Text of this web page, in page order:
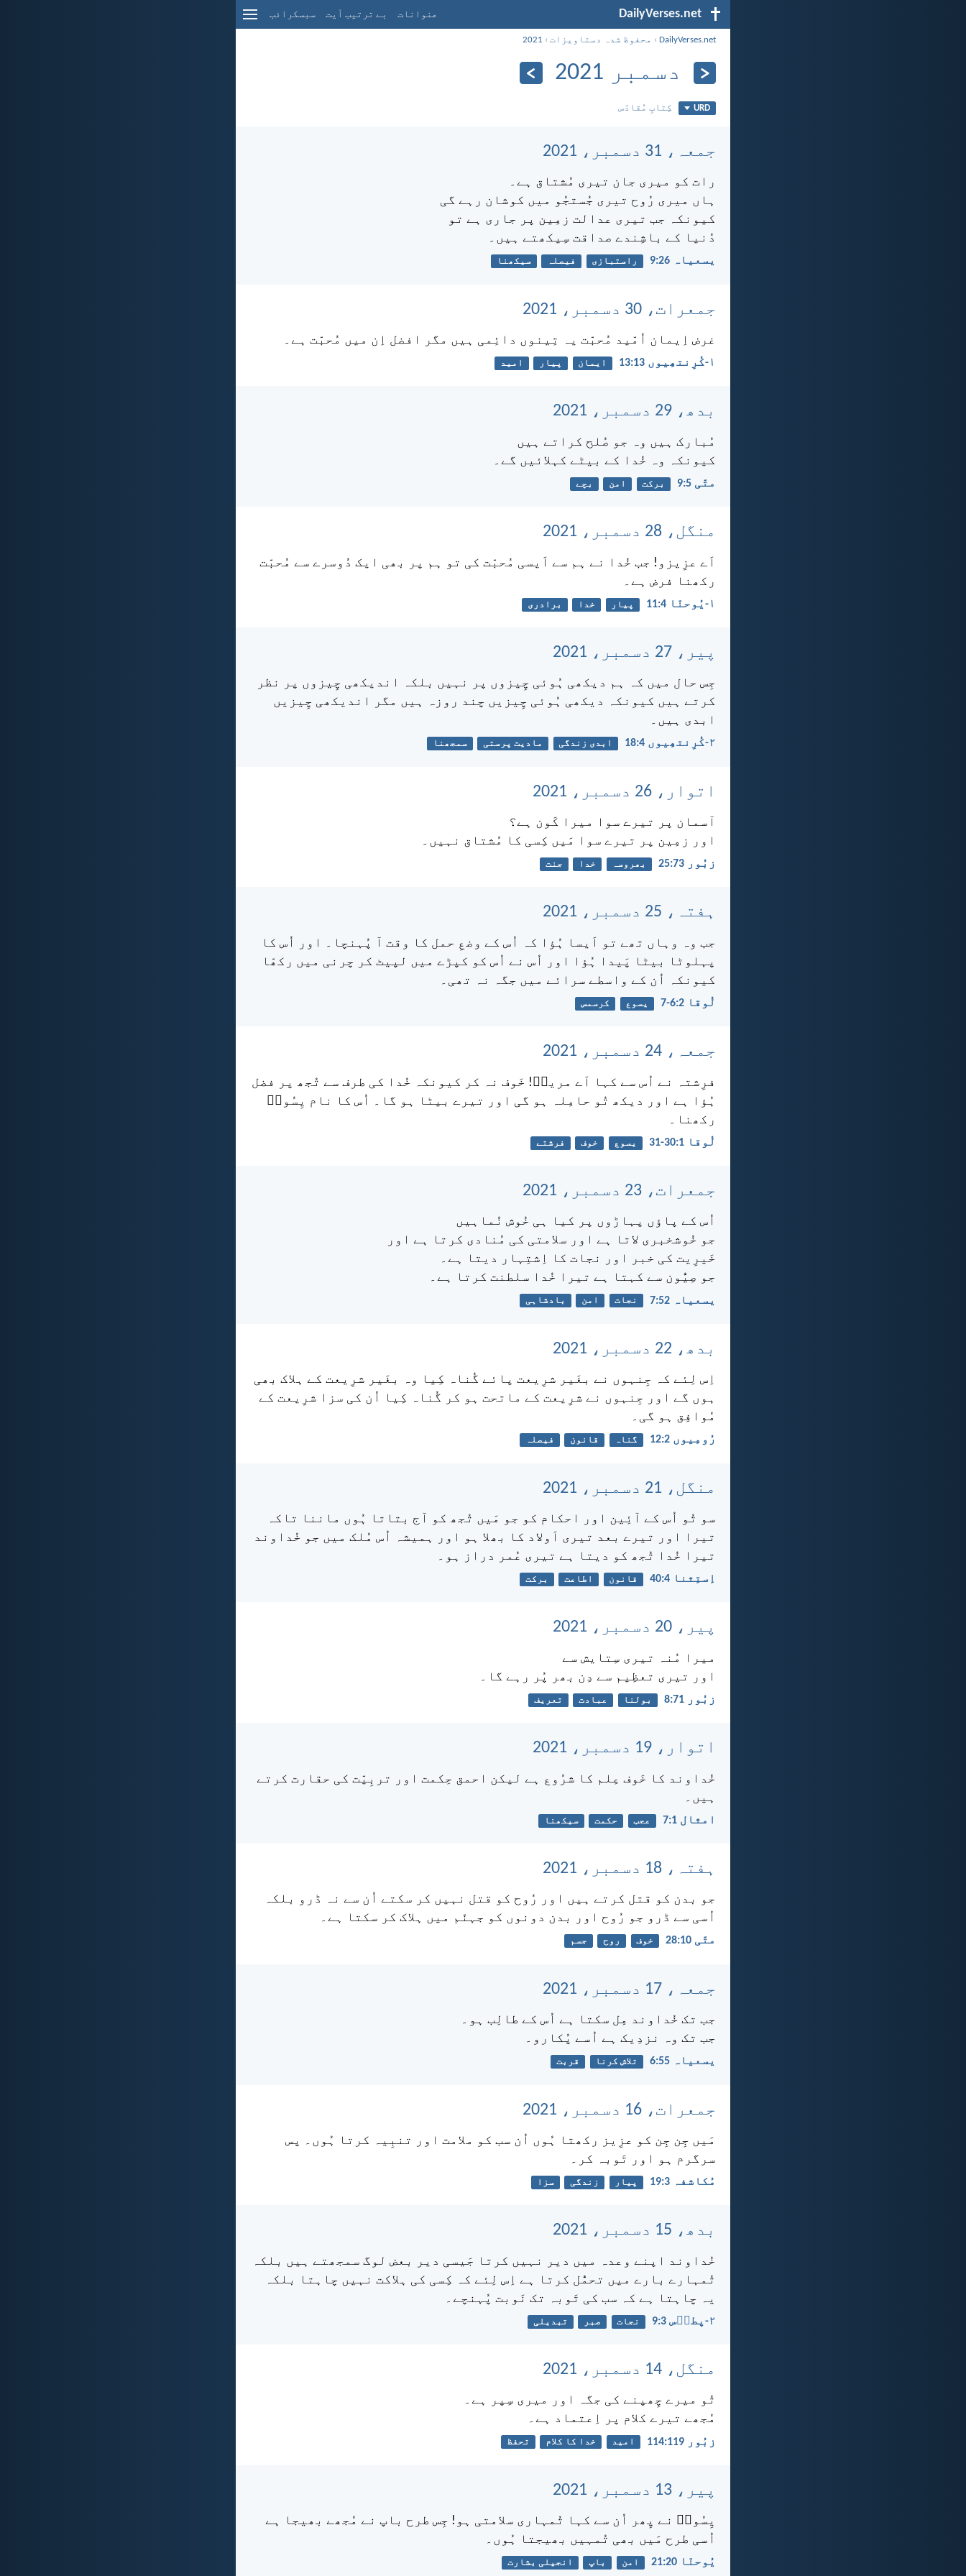
DailyVerses.net عنوانات بے ترتیب آیت سبسکرائب
DailyVerses.net
› محفوظ شدہ دستاویزات ›
2021
دسمبر 2021
URD کِتابِ مُقادّس
جمعہ، 31 دسمبر، 2021
رات کو میری جان تیری مُشتاق ہے۔
ہاں میری رُوح تیری جُستجُو میں کوشان رہے گی
کیونکہ جب تیری عدالت زمِین پر جاری ہے تو
دُنیا کے باشِندے صداقت سِیکھتے ہیں۔
یسعیاہ 26:‏9 راستبازی فیصلہ سیکھنا
جمعرات، 30 دسمبر، 2021
غرض اِیمان اُمّید مُحبّت یہ تِینوں دائِمی ہیں مگر افضل اِن میں مُحبّت ہے۔
۱-کُرِنتھِیوں 13:‏13 ایمان پیار امید
بدھ، 29 دسمبر، 2021
مُبارک ہیں وہ جو صُلح کراتے ہیں
کیونکہ وہ خُدا کے بیٹے کہلائیں گے۔
متّی 5:‏9 برکت امن بچے
منگل، 28 دسمبر، 2021
اَے عزِیزو! جب خُدا نے ہم سے اَیسی مُحبّت کی تو ہم پر بھی ایک دُوسرے سے مُحبّت
رکھنا فرض ہے۔
۱-یُوحنّا 4:‏11 پیار خدا برادری
پیر، 27 دسمبر، 2021
جِس حال میں کہ ہم دیکھی ہُوئی چِیزوں پر نہیں بلکہ اندیکھی چِیزوں پر نظر
کرتے ہیں کیونکہ دیکھی ہُوئی چِیزیں چند روزہ ہیں مگر اندیکھی چِیزیں
ابدی ہیں۔
۲-کُرِنتھِیوں 4:‏18 ابدی زندگی مادیت پرستی سمجھنا
اتوار، 26 دسمبر، 2021
آسمان پر تیرے سوا میرا کَون ہے؟
اور زمِین پر تیرے سوا مَیں کِسی کا مُشتاق نہیں۔
زبُور 73:‏25 بھروسہ خدا جنت
ہفتہ، 25 دسمبر، 2021
جب وہ وہاں تھے تو اَیسا ہُؤا کہ اُس کے وضعِ حمل کا وقت آ پُہنچا۔ اور اُس کا
پہلوٹا بیٹا پَیدا ہُؤا اور اُس نے اُس کو کپڑے میں لپیٹ کر چرنی میں رکھّا
کیونکہ اُن کے واسطے سرائے میں جگہ نہ تھی۔
لُوقا 2:‏6-‏7 یسوع کرسمس
جمعہ، 24 دسمبر، 2021
فرِشتہ نے اُس سے کہا اَے مریمؔ! خَوف نہ کر کیونکہ خُدا کی طرف سے تُجھ پر فضل
ہُؤا ہے اور دیکھ تُو حامِلہ ہو گی اور تیرے بیٹا ہو گا۔ اُس کا نام یِسُوعؔ
رکھنا۔
لُوقا 1:‏30-‏31 یسوع خوف فرشتے
جمعرات، 23 دسمبر، 2021
اُس کے پاؤں پہاڑوں پر کیا ہی خُوش نُماہیں
جو خُوشخبری لاتا ہے اور سلامتی کی مُنادی کرتا ہے اور
خَیرِیت کی خبر اور نجات کا اِشتِہار دیتا ہے۔
جو صِیُّون سے کہتا ہے تیرا خُدا سلطنت کرتا ہے۔
یسعیاہ 52:‏7 نجات امن بادشاہی
بدھ، 22 دسمبر، 2021
اِس لِئے کہ جِنہوں نے بغَیر شرِیعت پائے گُناہ کِیا وہ بغَیر شرِیعت کے ہلاک بھی
ہوں گے اور جِنہوں نے شرِیعت کے ماتحت ہو کر گُناہ کِیا اُن کی سزا شرِیعت کے
مُوافِق ہو گی۔
رُومِیوں 2:‏12 گناہ قانون فیصلہ
منگل، 21 دسمبر، 2021
سو تُو اُس کے آئِین اور احکام کو جو مَیں تُجھ کو آج بتاتا ہُوں ماننا تاکہ
تیرا اور تیرے بعد تیری اَولاد کا بھلا ہو اور ہمیشہ اُس مُلک میں جو خُداوند
تیرا خُدا تُجھ کو دیتا ہے تیری عُمر دراز ہو۔
اِستِثنا 4:‏40 قانون اطاعت برکت
پیر، 20 دسمبر، 2021
میرا مُنہ تیری سِتایش سے
اور تیری تعظِیم سے دِن بھر پُر رہے گا۔
زبُور 71:‏8 بولنا عبادت تعریف
اتوار، 19 دسمبر، 2021
خُداوند کا خَوف عِلم کا شرُوع ہے لیکن احمق حِکمت اور تربِیّت کی حقارت کرتے
ہیں۔
امثال 1:‏7 عجب حکمت سیکھنا
ہفتہ، 18 دسمبر، 2021
جو بدن کو قتل کرتے ہیں اور رُوح کو قتل نہیں کر سکتے اُن سے نہ ڈرو بلکہ
اُسی سے ڈرو جو رُوح اور بدن دونوں کو جہنّم میں ہلاک کر سکتا ہے۔
متّی 10:‏28 خوف روح جسم
جمعہ، 17 دسمبر، 2021
جب تک خُداوند مِل سکتا ہے اُس کے طالِب ہو۔
جب تک وہ نزدِیک ہے اُسے پُکارو۔
یسعیاہ 55:‏6 تلاش کرنا قربت
جمعرات، 16 دسمبر، 2021
مَیں جِن جِن کو عزِیز رکھتا ہُوں اُن سب کو ملامت اور تنبِیہ کرتا ہُوں۔ پس
سرگرم ہو اور تَوبہ کر۔
مُکاشفہ 3:‏19 پیار زندگی سزا
بدھ، 15 دسمبر، 2021
خُداوند اپنے وعدہ میں دیر نہیں کرتا جَیسی دیر بعض لوگ سمجھتے ہیں بلکہ
تُمہارے بارے میں تحمُّل کرتا ہے اِس لِئے کہ کِسی کی ہلاکت نہیں چاہتا بلکہ
یہ چاہتا ہے کہ سب کی تَوبہ تک نَوبت پُہنچے۔
۲-پطرؔس 3:‏9 نجات صبر تبدیلی
منگل، 14 دسمبر، 2021
تُو میرے چِھپنے کی جگہ اور میری سِپر ہے۔
مُجھے تیرے کلام پر اِعتماد ہے۔
زبُور 119:‏114 امید خدا کا کلام تحفظ
پیر، 13 دسمبر، 2021
یِسُوعؔ نے پِھر اُن سے کہا تُمہاری سلامتی ہو! جِس طرح باپ نے مُجھے بھیجا ہے
اُسی طرح مَیں بھی تُمہیں بھیجتا ہُوں۔
یُوحنّا 20:‏21 امن باپ انجیلی بشارت